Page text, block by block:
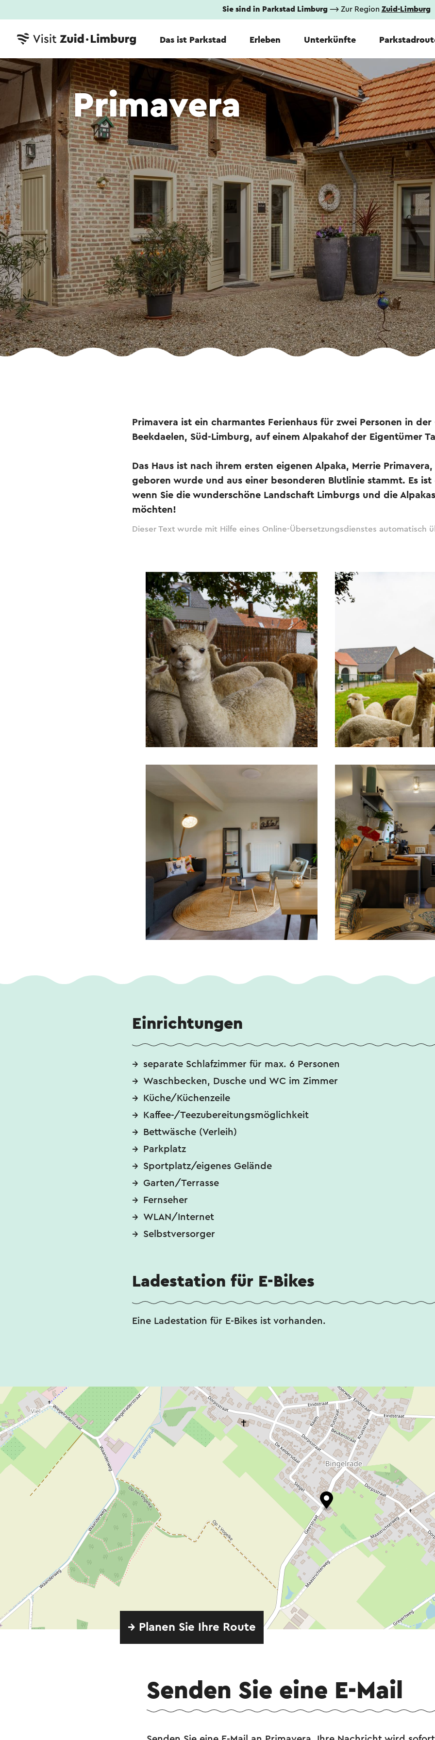
Sie sind in Parkstad Limburg⟶ Zur Region Zuid-Limburg
Das ist Parkstad Erleben Unterkünfte
Primavera
Primavera ist ein charmantes Ferienhaus für zwei Personen in der
Beekdaelen, Süd-Limburg, auf einem Alpakahof der Eigentümer
Das Haus ist nach ihrem ersten eigenen Alpaka, Merrie
geboren wurde und aus einer besonderen Blutlinie stammt. Es
wenn Sie die wunderschöne Landschaft Limburgs und die
möchten!
Dieser Text wurde mit Hilfe eines Online-Übersetzungsdienstes automatisch
Einrichtungen
separate Schlafzimmer für max. 6 Personen
Waschbecken, Dusche und WC im Zimmer
Küche/Küchenzeile
Kaffee-/Teezubereitungsmöglichkeit
Bettwäsche (Verleih)
Parkplatz
Sportplatz/eigenes Gelände
Garten/Terrasse
Fernseher
WLAN/Internet
Selbstversorger
Ladestation für E-Bikes
Eine Ladestation für E-Bikes ist vorhanden.
→ Planen Sie Ihre Route
Senden Sie eine E-Mail